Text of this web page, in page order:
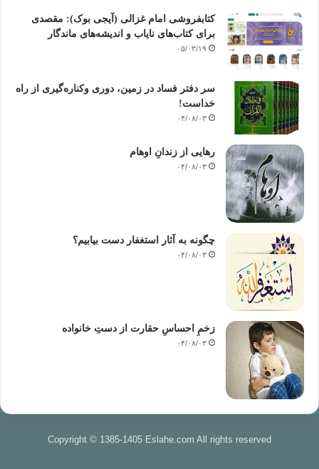
کتابفروشی امام غزالی (آیجی بوک): مقصدی
برای کتاب‌های نایاب و اندیشه‌های ماندگار
۰۵/۰۳/۱۹
سر دفتر فساد در زمین‌، دوری وکناره‌گیری از راه
خداست‌!
۰۴/۰۸/۰۳
رهایی از زندانِ اوهام
۰۴/۰۸/۰۳
چگونه به آثار استغفار دست بیابیم؟
۰۴/۰۸/۰۳
زخمِ احساسِ حقارت از دستِ خانواده
۰۴/۰۸/۰۳
Copyright © 1385-1405 Eslahe.com All rights reserved